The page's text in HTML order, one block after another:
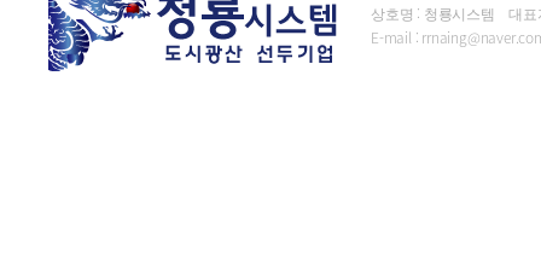
상호명 : 청룡시스템 대표
E-mail :